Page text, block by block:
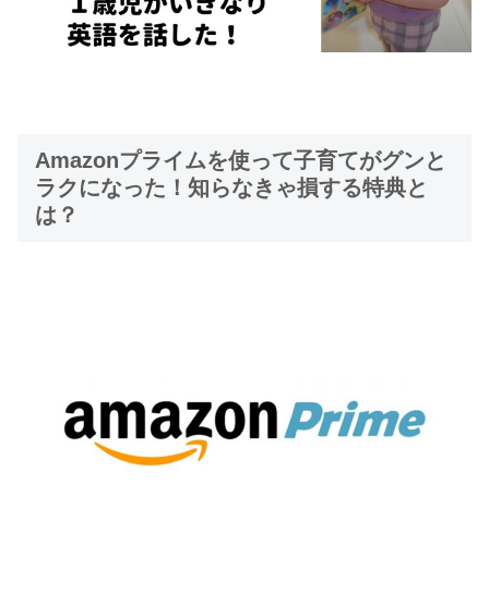
Amazonプライムを使って子育てがグンと
ラクになった！知らなきゃ損する特典と
は？